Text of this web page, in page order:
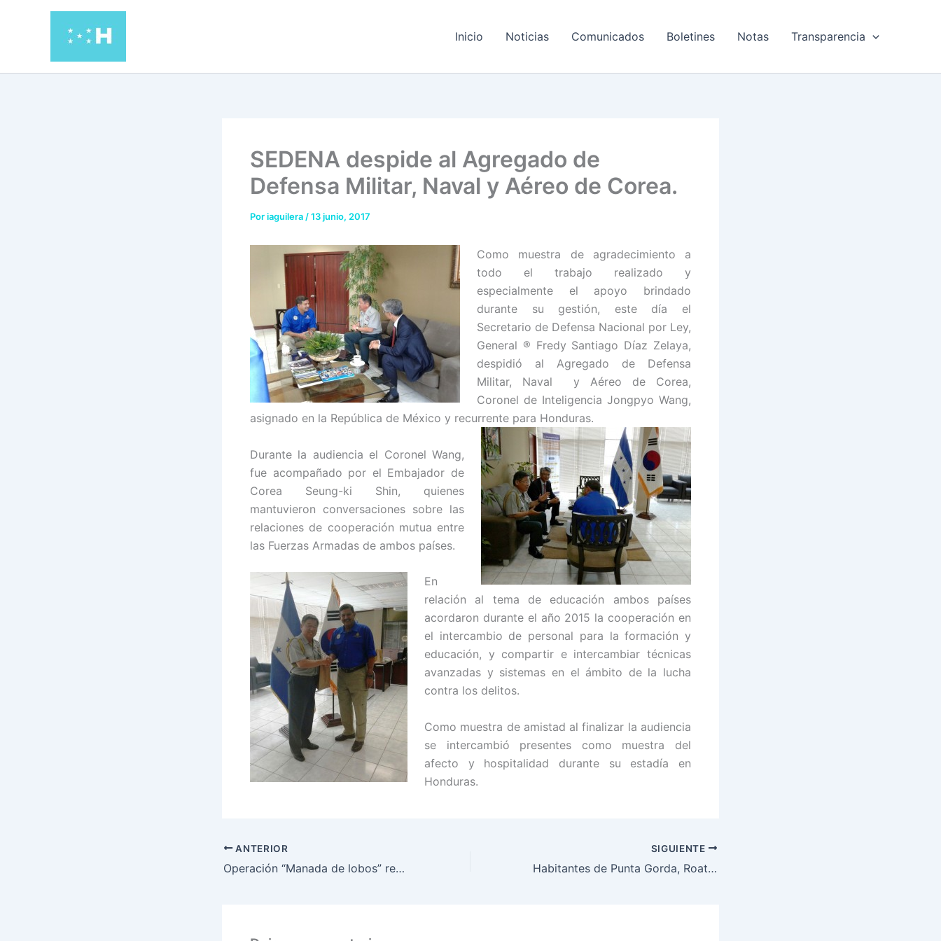
Inicio Noticias Comunicados Boletines Notas Transparencia
SEDENA despide al Agregado de
Defensa Militar, Naval y Aéreo de Corea.
Poriaguilera /13 junio, 2017
Como muestra de agradecimiento a
todo el trabajo realizado y
especialmente el apoyo brindado
durante su gestión, este día el
Secretario de Defensa Nacional por Ley,
General ® Fredy Santiago Díaz Zelaya,
despidió al Agregado de Defensa
Militar, Naval y Aéreo de Corea,
Coronel de Inteligencia Jongpyo Wang,
asignado en la República de México y recurrente para Honduras.
Durante la audiencia el Coronel Wang,
fue acompañado por el Embajador de
Corea Seung-ki Shin, quienes
mantuvieron conversaciones sobre las
relaciones de cooperación mutua entre
las Fuerzas Armadas de ambos países.
En
relación al tema de educación ambos países
acordaron durante el año 2015 la cooperación en
el intercambio de personal para la formación y
educación, y compartir e intercambiar técnicas
avanzadas y sistemas en el ámbito de la lucha
contra los delitos.
Como muestra de amistad al finalizar la audiencia
se intercambió presentes como muestra del
afecto y hospitalidad durante su estadía en
Honduras.
ANTERIOR
Operación “Manada de lobos” resguarda población que recibe decimocuarto salario
SIGUIENTE
Habitantes de Punta Gorda, Roatán, Islas de la Bahía, beneficiados con atenciones médicas gratuitas.